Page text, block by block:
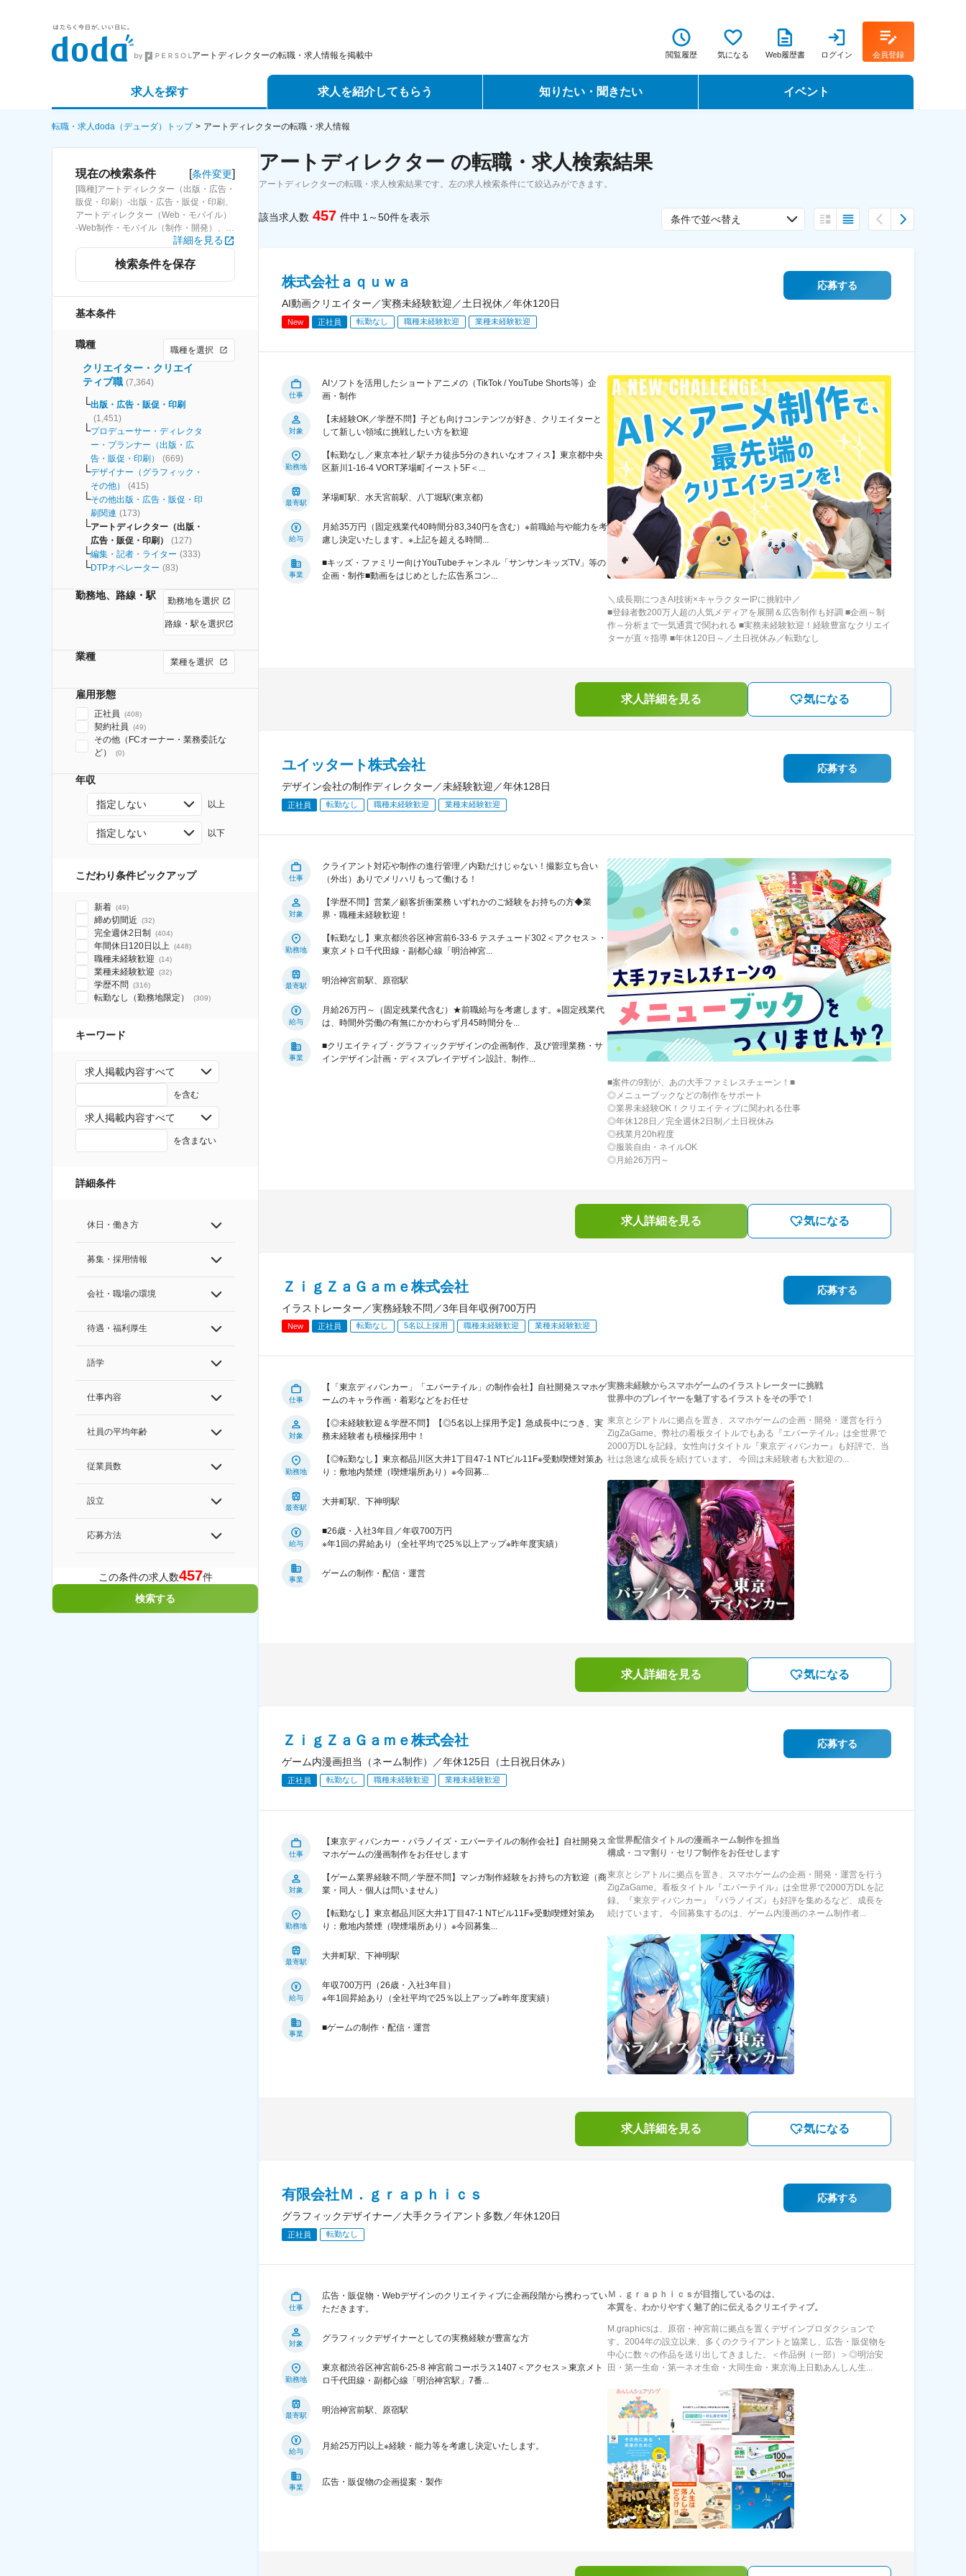
アートディレクターの転職・求人情報を掲載中 閲覧履歴 気になる Web履歴書 ログイン 会員登録
求人を探す
詳細条件から探す
求人特集から探す
求人を紹介してもらう
エージェントサービス
スカウトサービス
知りたい・聞きたい
データで見る転職
イベント
転職・求人doda（デューダ）トップ アートディレクターの転職・求人情報
現在の検索条件 [条件変更]
[職種]アートディレクター（出版・広告・
販促・印刷）-出版・広告・販促・印刷、
アートディレクター（Web・モバイル）
-Web制作・モバイル（制作・開発）、ア
ートディレクター（ゲーム制作／開発）-
ソーシャル・ゲーム（制作・開発）
詳細を見る
検索条件を保存
基本条件
職種 職種を選択
クリエイター・クリエイ
ティブ職 (7,364)
出版・広告・販促・印刷
(1,451)
プロデューサー・ディレクタ
ー・プランナー（出版・広
告・販促・印刷）
(669)
デザイナー（グラフィック・
その他）
(415)
その他出版・広告・販促・印
刷関連 (173)
アートディレクター（出版・
広告・販促・印刷）
(127)
編集・記者・ライター (333)
DTPオペレーター (83)
勤務地、路線・駅 勤務地を選択
路線・駅を選択
業種 業種を選択
雇用形態
正社員 (408)
契約社員 (49)
その他（FCオーナー・業務委託な
ど）
(0)
年収
指定しない 以上
指定しない 以下
こだわり条件ピックアップ
新着 (49)
締め切間近 (32)
完全週休2日制 (404)
年間休日120日以上 (448)
職種未経験歓迎 (14)
業種未経験歓迎 (32)
学歴不問 (316)
転勤なし（勤務地限定） (309)
キーワード
求人掲載内容すべて
を含む
求人掲載内容すべて
を含まない
詳細条件
休日・働き方
募集・採用情報
会社・職場の環境
待遇・福利厚生
語学
仕事内容
社員の平均年齢
従業員数
設立
応募方法
この条件の求人数457件
検索する
アートディレクター の転職・求人検索結果
アートディレクターの転職・求人検索結果です。左の求人検索条件にて絞込みができます。
該当求人数 457 件中 1～50件を表示 条件で並べ替え
株式会社ａｑｕｗａ
AI動画クリエイター／実務未経験歓迎／土日祝休／年休120日
New 正社員 転勤なし 職種未経験歓迎 業種未経験歓迎
応募する
仕事
AIソフトを活用したショートアニメの（TikTok / YouTube Shorts等）企
画・制作
対象
【未経験OK／学歴不問】子ども向けコンテンツが好き、クリエイターと
して新しい領域に挑戦したい方を歓迎
勤務地
【転勤なし／東京本社／駅チカ徒歩5分のきれいなオフィス】東京都中央
区新川1-16-4 VORT茅場町イースト5F＜...
最寄駅
茅場町駅、水天宮前駅、八丁堀駅(東京都)
給与
月給35万円（固定残業代40時間分83,340円を含む）※前職給与や能力を考
慮し決定いたします。※上記を超える時間...
事業
■キッズ・ファミリー向けYouTubeチャンネル「サンサンキッズTV」等の
企画・制作■動画をはじめとした広告系コン...
＼成長期につきAI技術×キャラクターIPに挑戦中／
■登録者数200万人超の人気メディアを展開＆広告制作も好調 ■企画～制
作～分析まで一気通貫で関われる ■実務未経験歓迎！経験豊富なクリエイ
ターが直々指導 ■年休120日～／土日祝休み／転勤なし
求人詳細を見る 気になる
ユイッタート株式会社
デザイン会社の制作ディレクター／未経験歓迎／年休128日
正社員 転勤なし 職種未経験歓迎 業種未経験歓迎
応募する
仕事
クライアント対応や制作の進行管理／内勤だけじゃない！撮影立ち合い
（外出）ありでメリハリもって働ける！
対象
【学歴不問】営業／顧客折衝業務 いずれかのご経験をお持ちの方◆業
界・職種未経験歓迎！
勤務地
【転勤なし】東京都渋谷区神宮前6-33-6 テスチュード302＜アクセス＞・
東京メトロ千代田線・副都心線「明治神宮...
最寄駅
明治神宮前駅、原宿駅
給与
月給26万円～（固定残業代含む）★前職給与を考慮します。※固定残業代
は、時間外労働の有無にかかわらず月45時間分を...
事業
■クリエイティブ・グラフィックデザインの企画制作、及び管理業務・サ
インデザイン計画・ディスプレイデザイン設計、制作...
■案件の9割が、あの大手ファミレスチェーン！■
◎メニューブックなどの制作をサポート
◎業界未経験OK！クリエイティブに関われる仕事
◎年休128日／完全週休2日制／土日祝休み
◎残業月20h程度
◎服装自由・ネイルOK
◎月給26万円～
求人詳細を見る 気になる
ＺｉｇＺａＧａｍｅ株式会社
イラストレーター／実務経験不問／3年目年収例700万円
New 正社員 転勤なし 5名以上採用 職種未経験歓迎 業種未経験歓迎
応募する
仕事
【「東京ディバンカー」「エバーテイル」の制作会社】自社開発スマホゲ
ームのキャラ作画・着彩などをお任せ
対象
【◎未経験歓迎＆学歴不問】【◎5名以上採用予定】急成長中につき、実
務未経験者も積極採用中！
勤務地
【◎転勤なし】東京都品川区大井1丁目47-1 NTビル11F※受動喫煙対策あ
り：敷地内禁煙（喫煙場所あり）※今回募...
最寄駅
大井町駅、下神明駅
給与
■26歳・入社3年目／年収700万円
※年1回の昇給あり（全社平均で25％以上アップ※昨年度実績）
事業
ゲームの制作・配信・運営
実務未経験からスマホゲームのイラストレーターに挑戦
世界中のプレイヤーを魅了するイラストをその手で！
東京とシアトルに拠点を置き、スマホゲームの企画・開発・運営を行う
ZigZaGame。弊社の看板タイトルでもある『エバーテイル』は全世界で
2000万DLを記録。女性向けタイトル『東京ディバンカー』も好評で、当
社は急速な成長を続けています。 今回は未経験者も大歓迎の...
求人詳細を見る 気になる
ＺｉｇＺａＧａｍｅ株式会社
ゲーム内漫画担当（ネーム制作）／年休125日（土日祝日休み）
正社員 転勤なし 職種未経験歓迎 業種未経験歓迎
応募する
仕事
【東京ディバンカー・パラノイズ・エバーテイルの制作会社】自社開発ス
マホゲームの漫画制作をお任せします
対象
【ゲーム業界経験不問／学歴不問】マンガ制作経験をお持ちの方歓迎（商
業・同人・個人は問いません）
勤務地
【転勤なし】東京都品川区大井1丁目47-1 NTビル11F※受動喫煙対策あ
り：敷地内禁煙（喫煙場所あり）※今回募集...
最寄駅
大井町駅、下神明駅
給与
年収700万円（26歳・入社3年目）
※年1回昇給あり（全社平均で25％以上アップ※昨年度実績）
事業
■ゲームの制作・配信・運営
全世界配信タイトルの漫画ネーム制作を担当
構成・コマ割り・セリフ制作をお任せします
東京とシアトルに拠点を置き、スマホゲームの企画・開発・運営を行う
ZigZaGame。看板タイトル『エバーテイル』は全世界で2000万DLを記
録。『東京ディバンカー』『パラノイズ』も好評を集めるなど、成長を
続けています。 今回募集するのは、ゲーム内漫画のネーム制作者...
求人詳細を見る 気になる
有限会社Ｍ．ｇｒａｐｈｉｃｓ
グラフィックデザイナー／大手クライアント多数／年休120日
正社員 転勤なし
応募する
仕事
広告・販促物・Webデザインのクリエイティブに企画段階から携わってい
ただきます。
対象
グラフィックデザイナーとしての実務経験が豊富な方
勤務地
東京都渋谷区神宮前6-25-8 神宮前コーポラス1407＜アクセス＞東京メト
ロ千代田線・副都心線「明治神宮駅」7番...
最寄駅
明治神宮前駅、原宿駅
給与
月給25万円以上※経験・能力等を考慮し決定いたします。
事業
広告・販促物の企画提案・製作
Ｍ．ｇｒａｐｈｉｃｓが目指しているのは、
本質を、わかりやすく魅了的に伝えるクリエイティブ。
M.graphicsは、原宿・神宮前に拠点を置くデザインプロダクションで
す。2004年の設立以来、多くのクライアントと協業し、広告・販促物を
中心に数々の作品を送り出してきました。＜作品例（一部）＞◎明治安
田・第一生命・第一ネオ生命・大同生命・東京海上日動あんしん生...